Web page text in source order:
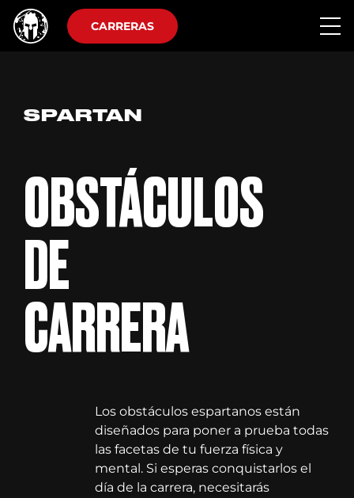
CARRERAS
SPARTAN
OBSTÁCULOS
DE
CARRERA
Los obstáculos espartanos están
diseñados para poner a prueba todas
las facetas de tu fuerza física y
mental. Si esperas conquistarlos el
día de la carrera, necesitarás